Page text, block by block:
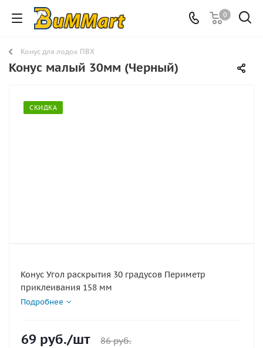
0
Конус для лодок ПВХ
Конус малый 30мм (Черный)
СКИДКА
Конус Угол раскрытия 30 градусов Периметр
приклеивания 158 мм
Подробнее
69 руб./шт 86руб.